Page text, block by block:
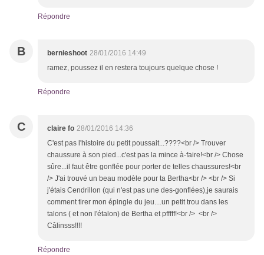
Répondre
B bernieshoot 28/01/2016 14:49
ramez, poussez il en restera toujours quelque chose !
Répondre
C claire fo 28/01/2016 14:36
C'est pas l'histoire du petit poussait...????<br /> Trouver
chaussure à son pied...c'est pas la mince à-faire!<br /> Chose
sûre...il faut être gonflée pour porter de telles chaussures!<br
/> J'ai trouvé un beau modèle pour ta Bertha<br /> <br /> Si
j'étais Cendrillon (qui n'est pas une des-gonflées),je saurais
comment tirer mon épingle du jeu....un petit trou dans les
talons ( et non l'étalon) de Bertha et pfffff!<br /> <br />
Câlinsss!!!!
Répondre